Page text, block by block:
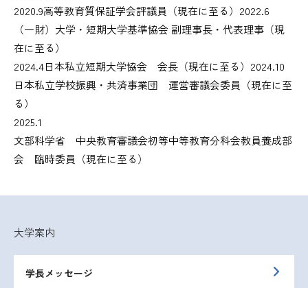
2020.9高等教育質保証学会評議員（現在に至る） 2022.6
（一財）大学・短期大学基準協会 副理事長・代表理事（現
在に至る）
2024.4日本私立短期大学協会 会長（現在に至る） 2024.10
日本私立学校振興・共済事業団 運営審議会委員（現在に至
る）
2025.1
文部科学省 中央教育審議会初等中等教育分科会教員養成部
会 臨時委員（現在に至る）
大学案内
学長メッセージ